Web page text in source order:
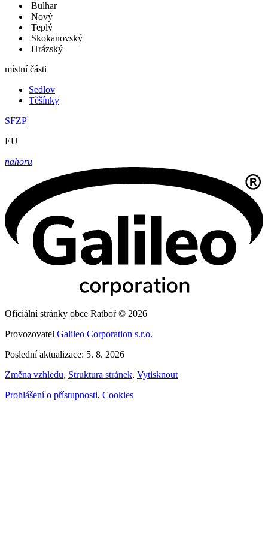
Bulhar
Nový
Teplý
Skokanovský
Hrázský
místní části
Sedlov
Těšínky
SFZP
EU
nahoru
Oficiální stránky obce Ratboř © 2026
Provozovatel Galileo Corporation s.r.o.
Poslední aktualizace: 5. 8. 2026
Změna vzhledu, Struktura stránek, Vytisknout
Prohlášení o přístupnosti, Cookies